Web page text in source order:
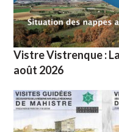
Vistre Vistrenque :
août 2026